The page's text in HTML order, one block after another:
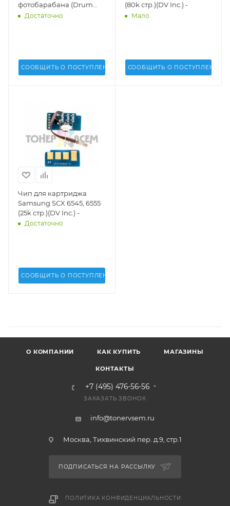
фотобарабана (Drum
cartridge) Samsung SCX-
Достаточно
СООБЩИТЬ О ПОСТУПЛЕНИИ
(80k стр.)(DV Inc.) -
Мало
СООБЩИТЬ О ПОСТУПЛЕНИИ
Чип для картриджа
Samsung SCX 6545, 6555
(25k стр.)(DV Inc.) -
Достаточно
СООБЩИТЬ О ПОСТУПЛЕНИИ
О КОМПАНИИ КАК КУПИТЬ МАГАЗИНЫ
КОНТАКТЫ
+7 (495) 476-56-56
ЗАКАЗАТЬ ЗВОНОК
info@tonervsem.ru
Москва, Тихвинский пер. д.9, стр.1
ПОДПИСАТЬСЯ НА РАССЫЛКУ
ПОЛИТИКА КОНФИДЕНЦИАЛЬНОСТИ